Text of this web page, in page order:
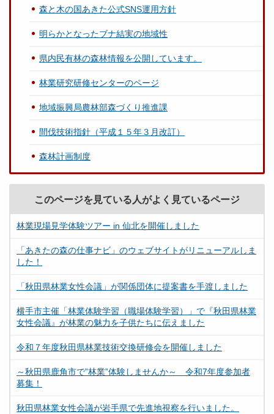
森と木の国あきた公式SNS運用方針
明らかとなったブナ結実の地域性
県内民有林の森林情報を公開しています。
林業研究研修センターのページ
地域振興局農林部森づくり推進課
間伐技術指針（平成１５年３月改訂）
森林計画制度
このページを見ている人がよく見ているページ
林業現場見学体験ツアー in 仙北を開催しました
「あきたの森の仕事ナビ」のウェブサイトがリニューアルしま
した！
「秋田県林業女性会議」が関係団体に提案書を手渡しました
横手市主催「林業体験学習（職場体験学習）」で『秋田県林業
女性会議』が林業の魅力を子供たちに伝えました
令和７年度秋田県林業技術交換研修会を開催しました
～秋田県鹿角市で”林業”体験しませんか～ 令和7年度参加者
募集！
秋田県林業女性会議が岩手県で先進地視察を行いました。